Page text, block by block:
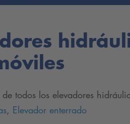
todos los elevadores
, Elevador enterrado